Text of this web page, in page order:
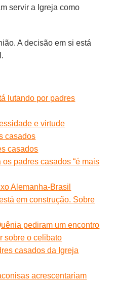
servir a Igreja como
A decisão em si está
lutando por padres
e virtude
casados
casados
padres casados “é mais
Alemanha-Brasil
em construção. Sobre
pediram um encontro
sobre o celibato
casados da Igreja
acrescentariam